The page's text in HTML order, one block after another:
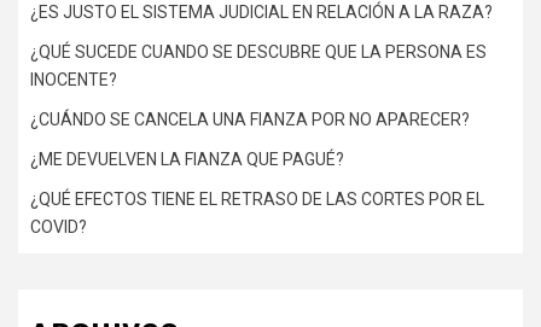
¿ES JUSTO EL SISTEMA JUDICIAL EN RELACIÓN A LA RAZA?
¿QUÉ SUCEDE CUANDO SE DESCUBRE QUE LA PERSONA ES
INOCENTE?
¿CUÁNDO SE CANCELA UNA FIANZA POR NO APARECER?
¿ME DEVUELVEN LA FIANZA QUE PAGUÉ?
¿QUÉ EFECTOS TIENE EL RETRASO DE LAS CORTES POR EL
COVID?